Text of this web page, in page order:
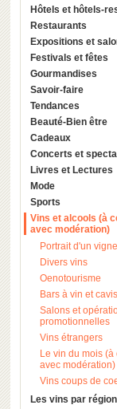
Hôtels et hôtels-
Restaurants
Expositions et
Festivals et fêtes
Gourmandises
Savoir-faire
Tendances
Beauté-Bien être
Cadeaux
Concerts et
Livres et Lectures
Mode
Sports
Vins et alcools (à
avec modération)
Portrait d'un
Divers vins
Oenotourisme
Bars à vin et
Salons et
promotionnelles
Vins étrangers
Le vin du mois
avec modération)
Vins coups de
Les vins par région